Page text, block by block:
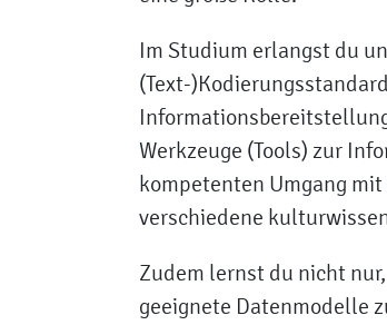
Im Studium erlangst du
(Text-
Werkzeuge (Tools) zur
kompetenten Umgang
verschiedene
Zudem lernst du nicht
geeignete Datenmodelle